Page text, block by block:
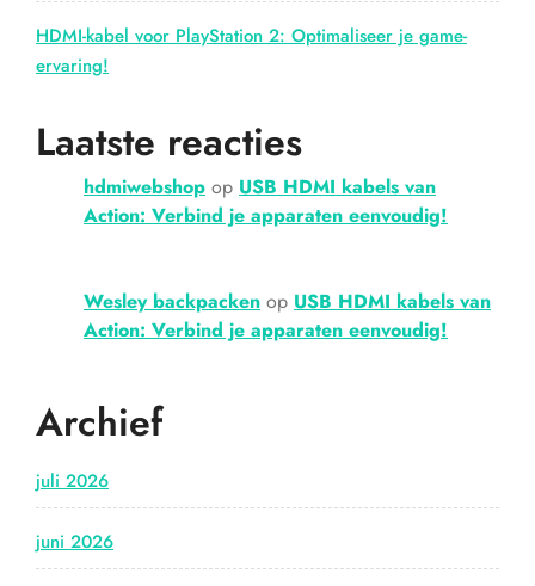
HDMI-kabel voor PlayStation 2: Optimaliseer je game-
ervaring!
Laatste reacties
hdmiwebshop op USB HDMI kabels van
Action: Verbind je apparaten eenvoudig!
Wesley backpacken op USB HDMI kabels van
Action: Verbind je apparaten eenvoudig!
Archief
juli 2026
juni 2026